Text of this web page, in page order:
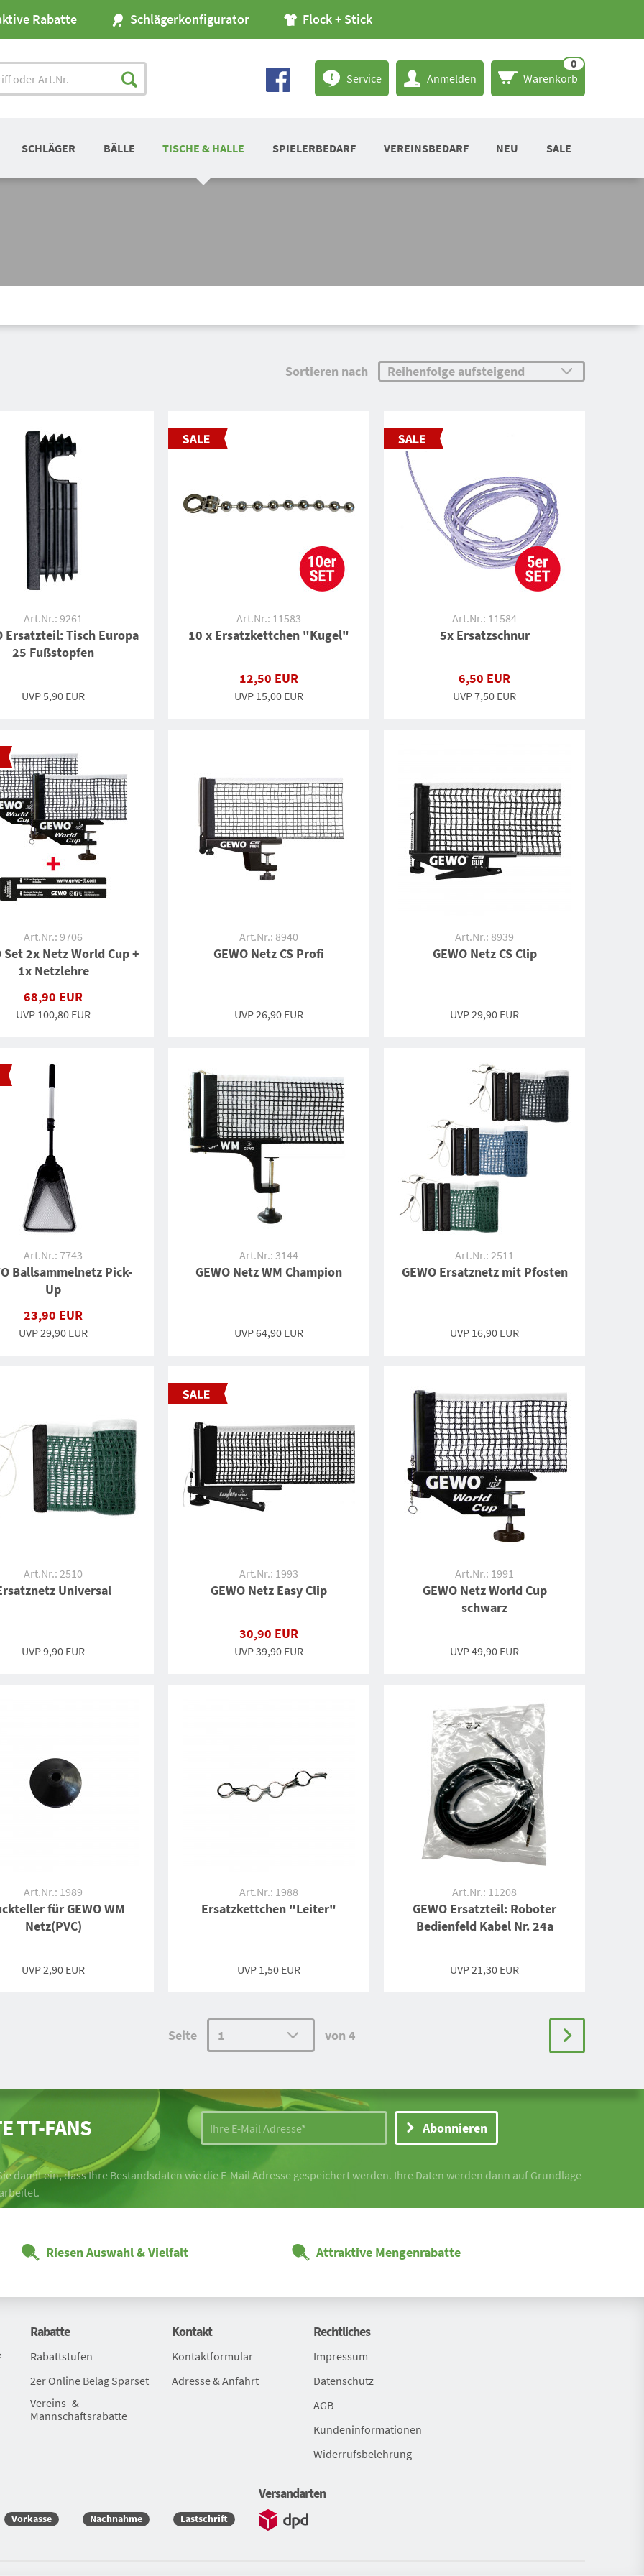
Rabatte Schlägerkonfigurator Flock + Stick
Service Anmelden Warenkorb
0
SCHLÄGER BÄLLE TISCHE & HALLE SPIELERBEDARF VEREINSBEDARF NEU SALE
Sortieren nach
Art.Nr.: 9261
Ersatzteil: Tisch Europa
25 Fußstopfen
UVP5,90 EUR
Art.Nr.: 11583
10 x Ersatzkettchen "Kugel"
12,50 EUR
UVP 15,00 EUR
Art.Nr.: 11584
5x Ersatzschnur
6,50 EUR
UVP 7,50 EUR
Art.Nr.: 9706
Set 2x Netz World Cup +
1x Netzlehre
68,90 EUR
UVP 100,80 EUR
Art.Nr.: 8940
GEWO Netz CS Profi
UVP 26,90 EUR
Art.Nr.: 8939
GEWO Netz CS Clip
UVP 29,90 EUR
Art.Nr.: 7743
Ballsammelnetz Pick-
Up
23,90 EUR
UVP 29,90 EUR
Art.Nr.: 3144
GEWO Netz WM Champion
UVP64,90 EUR
Art.Nr.: 2511
GEWO Ersatznetz mit Pfosten
UVP 16,90 EUR
Art.Nr.: 2510
Universal
UVP 9,90 EUR
Art.Nr.: 1993
GEWO Netz Easy Clip
30,90 EUR
UVP 39,90 EUR
Art.Nr.: 1991
GEWO Netz World Cup
schwarz
UVP49,90 EUR
Art.Nr.: 1989
für GEWO WM
Netz(PVC)
UVP2,90 EUR
Art.Nr.: 1988
Ersatzkettchen "Leiter"
UVP 1,50 EUR
Art.Nr.: 11208
GEWO Ersatzteil: Roboter
Bedienfeld Kabel Nr. 24a
UVP21,30 EUR
Seite von 4
TT-FANS Abonnieren
damit ein, dass Ihre Bestandsdaten wie die E-Mail Adresse gespeichert werden. Ihre Daten werden dann auf Grundlage
Riesen Auswahl & Vielfalt Attraktive Mengenrabatte
Rabatte
Rabattstufen
2er Online Belag Sparset
Vereins- &
Mannschaftsrabatte
Kontakt
Kontaktformular
Adresse & Anfahrt
Rechtliches
Impressum
Datenschutz
AGB
Kundeninformationen
Widerrufsbelehrung
Vorkasse Nachnahme Lastschrift
Versandarten